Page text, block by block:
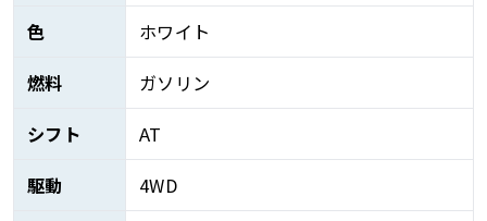
色
ホワイト
燃料
ガソリン
シフト
AT
駆動
4WD